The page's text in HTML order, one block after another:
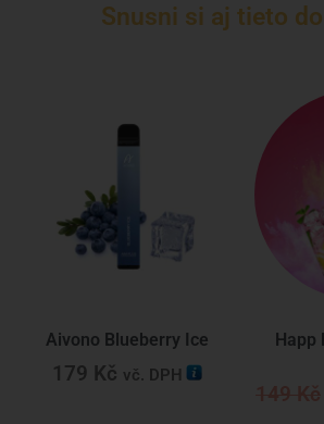
Snusni si aj tieto
Aivono Blueberry Ice
179 Kč vč. DPH
Happ